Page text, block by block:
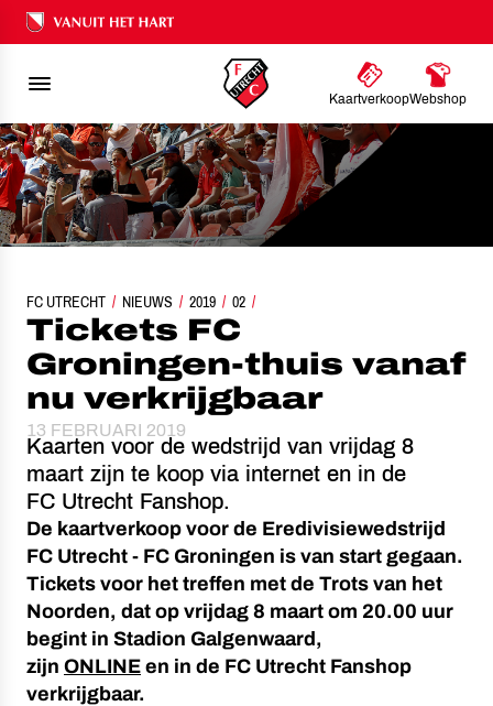
Ons nalatenschap
KaartverkoopWebshop
FC UTRECHT NIEUWS 2019 02
TICKETS FC GRONINGEN-THUIS VANAF NU VERKRIJGBAAR
Tickets FC
Groningen-thuis vanaf
nu verkrijgbaar
13 FEBRUARI 2019
Kaarten voor de wedstrijd van vrijdag 8
maart zijn te koop via internet en in de
FC Utrecht Fanshop.
De kaartverkoop voor de Eredivisiewedstrijd
FC Utrecht - FC Groningen is van start gegaan.
Tickets voor het treffen met de Trots van het
Noorden, dat op vrijdag 8 maart om 20.00 uur
begint in Stadion Galgenwaard,
zijn ONLINE en in de FC Utrecht Fanshop
verkrijgbaar.